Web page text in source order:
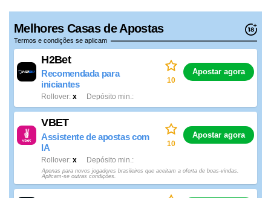
Melhores Casas de Apostas
Termos e condições se aplicam
H2Bet
Recomendada para
iniciantes
x
Rollover Depósito min.
10
Apostar agora
VBET
Assistente de apostas com
IA
x
Rollover Depósito min.
10
Apostar agora
Apenas para novos jogadores brasileiros que aceitam a oferta de boas-vindas.
Aplicam-se outras condições.